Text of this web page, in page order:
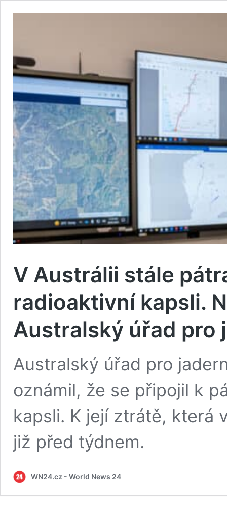
V Austrálii stále
radioaktivní kapsli.
Australský úřad pro
Australský úřad pro
oznámil, že se připojil k
kapsli. K její ztrátě, která
již před týdnem.
WN24.cz - World News 24